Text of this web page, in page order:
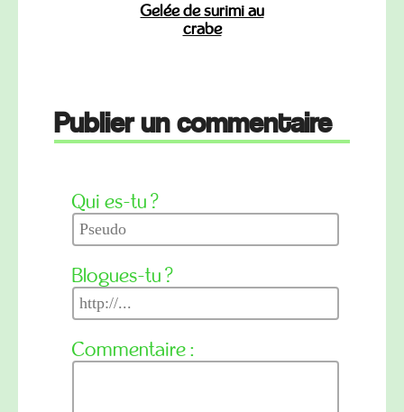
Gelée de surimi au
crabe
Publier un commentaire
Qui es-tu ?
Blogues-tu ?
Commentaire :